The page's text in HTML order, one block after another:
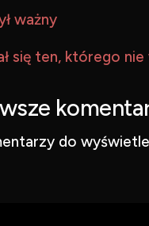
ważny
się ten, którego nie
do